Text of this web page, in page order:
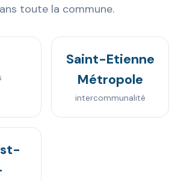
toute la commune.
Saint-Etienne
Métropole
intercommunalité